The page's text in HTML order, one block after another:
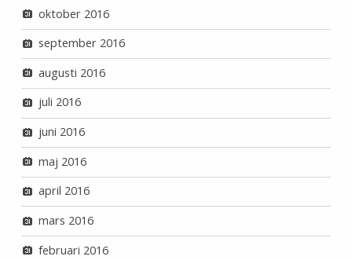
oktober 2016
september 2016
augusti 2016
juli 2016
juni 2016
maj 2016
april 2016
mars 2016
februari 2016